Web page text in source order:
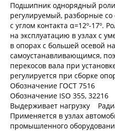
Подшипник однорядный
регулируемый, разборные
с углом контакта α=12º-17º.
на эксплуатацию в узлах с
в опорах с большей осевой
самоустанавливающимся,
перекосов вала при
регулируется при сборке
Обозначение ГОСТ 7516
Обозначение ISO 355, 32216
Выдерживает нагрузку
Применяется в узлах
промышленного